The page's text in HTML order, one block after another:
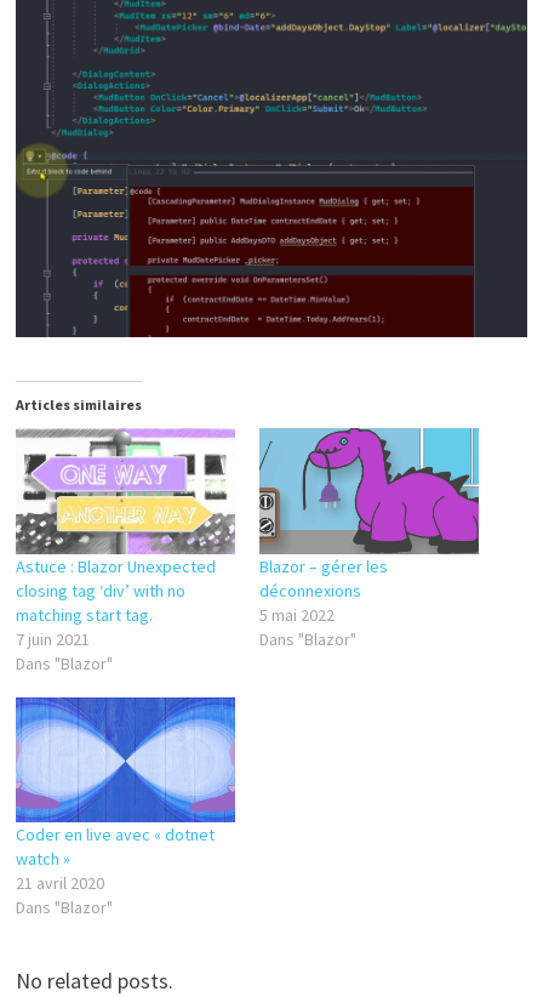
Articles similaires
Astuce : Blazor Unexpected
closing tag ‘div’ with no
matching start tag.
7 juin 2021
Dans "Blazor"
Blazor – gérer les
déconnexions
5 mai 2022
Dans "Blazor"
Coder en live avec « dotnet
watch »
21 avril 2020
Dans "Blazor"
No related posts.